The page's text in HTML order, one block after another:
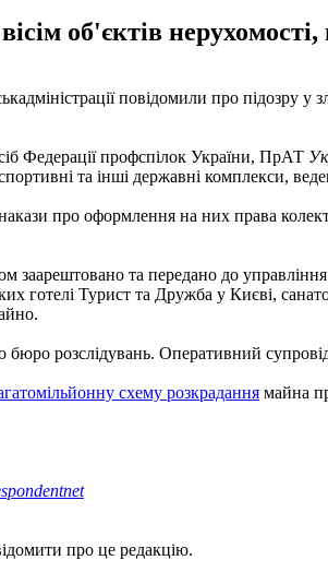
об'єктів
повідомили про
Федерації профспілок України, ПрАТ
та інші державні комплекси,
про оформлення на них права
заарештовано та передано до
готелі Турист та Дружба у Києві,
бюро розслідувань. Оперативний
схему розкрадання майна
про це редакцію.